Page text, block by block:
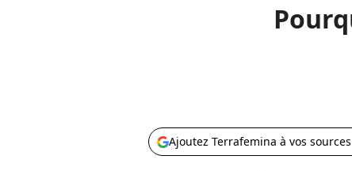
Ajoutez Terrafemina à vos